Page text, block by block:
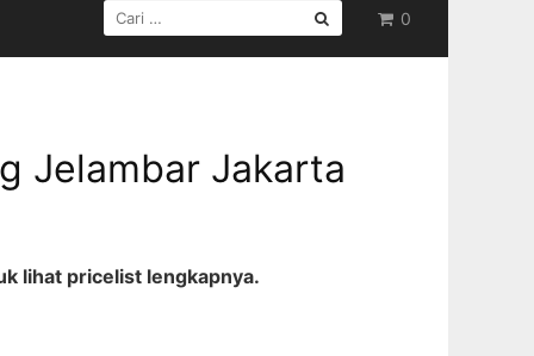
0
CARI
UNTUK:
Jelambar Jakarta
lihat pricelist lengkapnya.